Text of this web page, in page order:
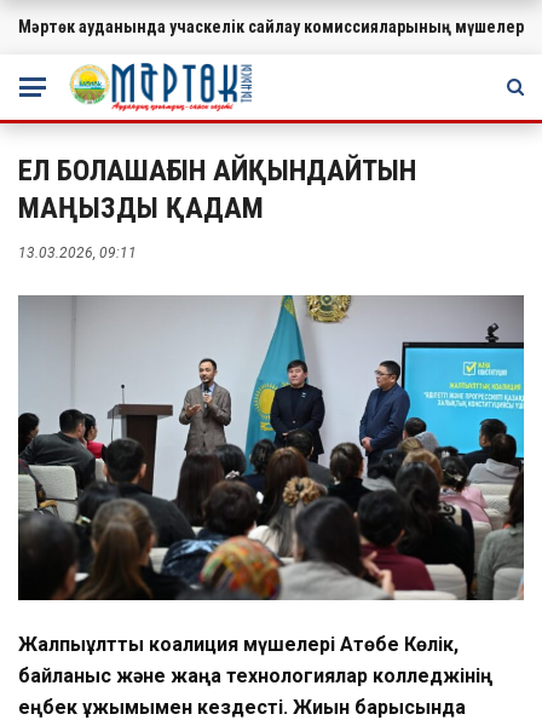
МАҢЫЗДЫ
Мәртөк ауданында учаскелік сайлау комиссияларының
ЕЛ БОЛАШАҒЫН АЙҚЫНДАЙТЫН
МАҢЫЗДЫ ҚАДАМ
13.03.2026, 09:11
Жалпыұлттық коалиция мүшелері Ақтөбе Көлік,
байланыс және жаңа технологиялар колледжінің
еңбек ұжымымен кездесті. Жиын барысында